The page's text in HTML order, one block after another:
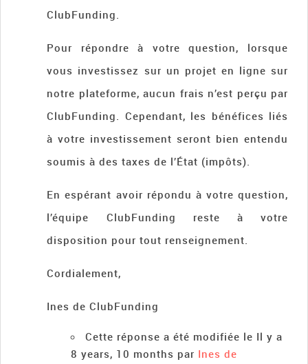
ClubFunding.
Pour répondre à votre question, lorsque
vous investissez sur un projet en ligne sur
notre plateforme,​ ​aucun frais n’est perçu par
ClubFunding. Cependant,​ ​les​ ​bénéfices liés
à votre investissement​ ​seront​ ​bien entendu
soumis à des taxes de l’État (​​impôts).
En espérant avoir répondu à votre question,
l’équipe ClubFunding reste à votre
disposition pour tout renseignement.
Cordialement,
Ines de ClubFunding
Cette réponse a été modifiée le Il y a
8 years, 10 months par Ines de